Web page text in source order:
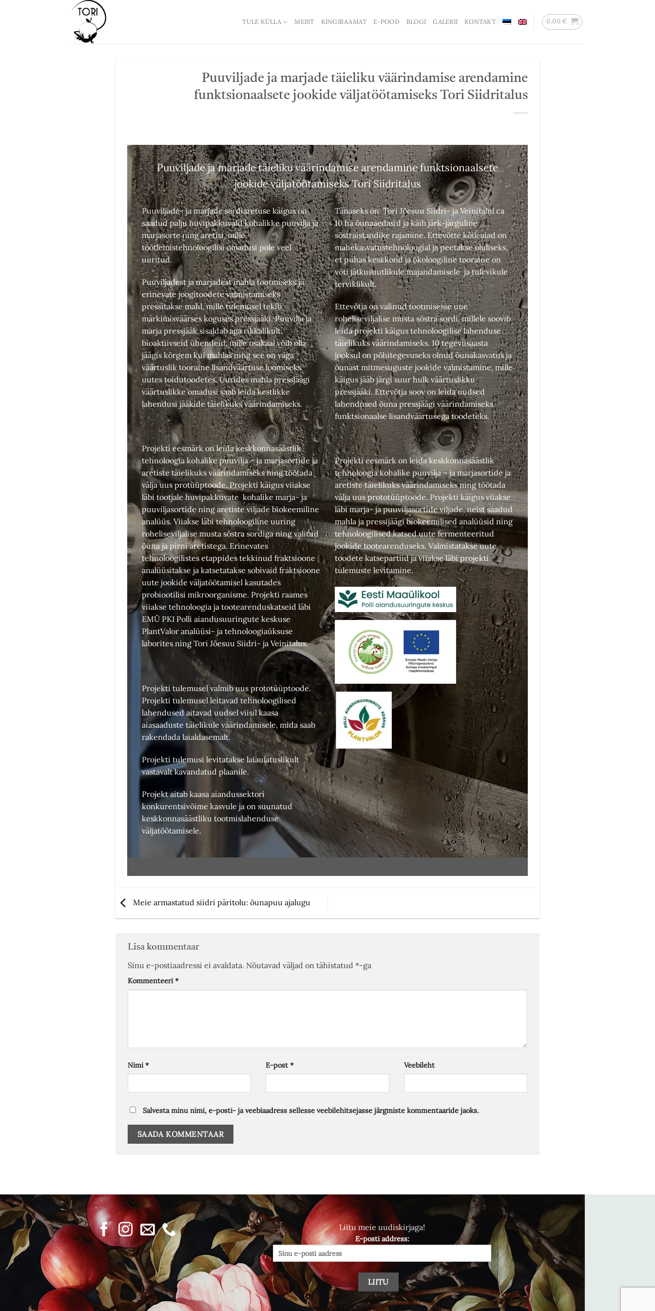
TULE KÜLLA MEIST KINGIRAAMAT E-POOD BLOGI GALERII KONTAKT 0,00€
Puuviljade ja marjade täieliku väärindamise arendamine
funktsionaalsete jookide väljatöötamiseks Tori Siidritalus
Puuviljade ja marjade täieliku väärindamise arendamine funktsionaalsete
jookide väljatöötamiseks Tori Siidritalus
Puuviljade- ja marjade sordiaretuse käigus on
saadud palju huvipakkuvaid kohalikke puuvilja ja
marjasorte ning aretisi, mille
töötlemistehnoloogilisi omadusi pole veel
uuritud.
Puuviljadest ja marjadest mahla tootmiseks ja
erinevate joogitoodete valmistamiseks
pressitakse mahl, mille tulemusel tekib
märkimisväärses koguses pressjääki. Puuvilja ja
marja pressjääk sisaldab aga rikkalikult
bioaktiivseid ühendeid, mille osakaal võib olla
jäägis kõrgem kui mahlas ning see on väga
väärtuslik tooraine lisandväärtuse loomiseks
uutes toidutoodetes. Uurides mahla pressjäägi
väärtuslikke omadusi saab leida kestlikke
lahendusi jääkide täielikuks väärindamiseks.
Projekti eesmärk on leida keskkonnasäästlik
tehnoloogia kohalike puuvilja – ja marjasortide ja
aretiste täielikuks väärindamiseks ning töötada
välja uus protüüptoode. Projekti käigus viiakse
läbi tootjale huvipakkuvate kohalike marja- ja
puuviljasortide ning aretiste viljade biokeemiline
analüüs. Viiakse läbi tehnoloogiline uuring
roheliseviljalise musta sõstra sordiga ning valitud
õuna ja pirni aretistega. Erinevates
tehnoloogilistes etappides tekkinud fraktsioone
analüüsitakse ja katsetatakse sobivaid fraktsioone
uute jookide väljatöötamisel kasutades
probiootilisi mikroorganisme. Projekti raames
viiakse tehnoloogia ja tootearenduskatseid läbi
EMÜ PKI Polli aiandusuuringute keskuse
PlantValor analüüsi- ja tehnoloogiaüksuse
laborites ning Tori Jõesuu Siidri- ja Veinitalus.
Projekti tulemusel valmib uus prototüüptoode.
Projekti tulemusel leitavad tehnoloogilised
lahendused aitavad uudsel viisil kaasa
aiasaaduste täielikule väärindamisele, mida saab
rakendada laialdasemalt.
Projekti tulemusi levitatakse laiaulatuslikult
vastavalt kavandatud plaanile.
Projekt aitab kaasa aiandussektori
konkurentsivõime kasvule ja on suunatud
keskkonnasäästliku tootmislahenduse
väljatöötamisele.
Tänaseks on Tori Jõesuu Siidri- ja Veinitalul ca
10 ha õunaaedasid ja käib järk-järguline
sõstraistandike rajamine. Ettevõtte kõik aiad on
mahekasvatustehnoloogial ja peetakse oluliseks,
et puhas keskkond ja ökoloogiline tooraine on
võti jätkusuutlikule majandamisele ja tulevikule
terviklikult.
Ettevõtja on valinud tootmisesse uue
roheliseviljalise musta sõstra sordi, millele soovib
leida projekti käigus tehnoloogilise lahenduse
täielikuks väärindamiseks. 10 tegevusaasta
jooksul on põhitegevuseks olnud õunakasvatus ja
õunast mitmesuguste jookide valmistamine, mille
käigus jääb järgi suur hulk väärtuslikku
pressjääki. Ettevõtja soov on leida uudsed
lahendused õuna pressjäägi väärindamiseks
funktsionaalse lisandväärtusega toodeteks.
Projekti eesmärk on leida keskkonnasäästlik
tehnoloogia kohalike puuvilja – ja marjasortide ja
aretiste täielikuks väärindamiseks ning töötada
välja uus prototüüptoode. Projekti käigus viiakse
läbi marja- ja puuviljasortide viljade, neist saadud
mahla ja pressijäägi biokeemilised analüüsid ning
tehnoloogilised katsed uute fermenteeritud
jookide tootearenduseks. Valmistatakse uute
toodete katsepartiid ja viiakse läbi projekti
tulemuste levitamine.
Meie armastatud siidri päritolu: õunapuu ajalugu
Lisa kommentaar
Sinu e-postiaadressi ei avaldata. Nõutavad väljad on tähistatud *-ga
Kommenteeri*
Nimi* E-post* Veebileht
Salvesta minu nimi, e-posti- ja veebiaadress sellesse veebilehitsejasse järgmiste kommentaaride jaoks.
Liitu meie uudiskirjaga!
E-posti address: